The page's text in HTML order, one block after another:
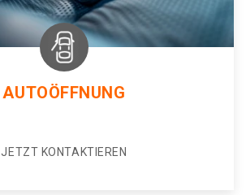
AUTOÖFFNUNG
JETZT KONTAKTIEREN